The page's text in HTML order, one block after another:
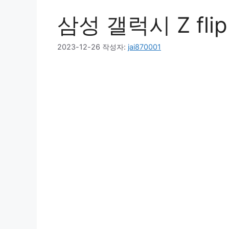
삼성 갤럭시 Z
2023-12-26 작성자: jai870001